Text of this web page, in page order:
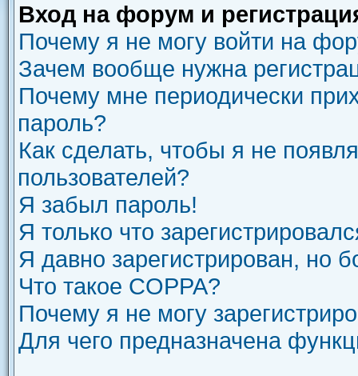
Вход на форум и
Почему я не могу войти на
Зачем вообще нужна
Почему мне периодически
пароль?
Как сделать, чтобы я не
пользователей?
Я забыл пароль!
Я только что
Я давно зарегистрирован, но
Что такое COPPA?
Почему я не могу
Для чего предназначена